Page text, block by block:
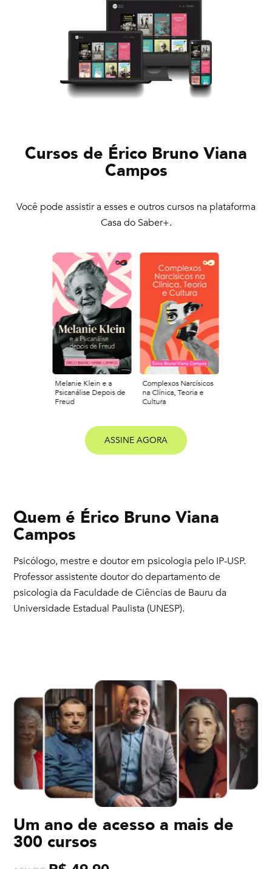
Cursos de Érico Bruno Viana
Campos
Você pode assistir a esses e outros cursos na plataforma
Casa do Saber+.
Melanie Klein e a
Psicanálise Depois de
Freud
Complexos Narcísicos
na Clínica, Teoria e
Cultura
ASSINE AGORA
Quem é Érico Bruno Viana
Campos
Psicólogo, mestre e doutor em psicologia pelo IP-USP.
Professor assistente doutor do departamento de
psicologia da Faculdade de Ciências de Bauru da
Universidade Estadual Paulista (UNESP).
Um ano de acesso a mais de
300 cursos